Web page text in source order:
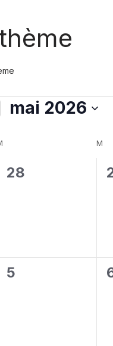
mai 2026
M
0
28
0
5